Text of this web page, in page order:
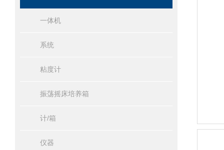
一体机
系统
粘度计
振荡摇床培养箱
计/箱
仪器